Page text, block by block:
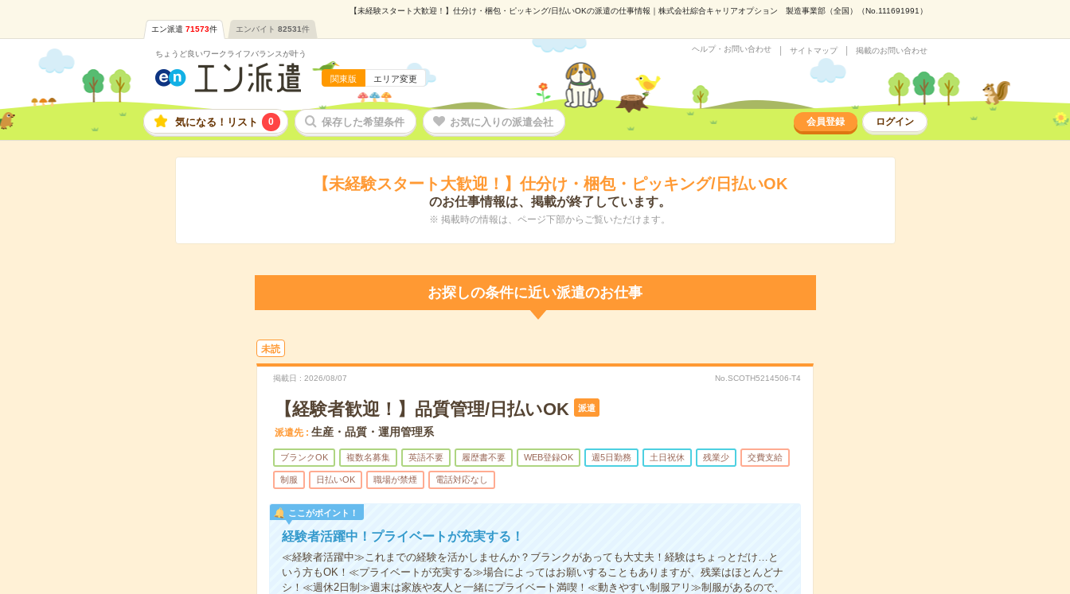
【未経験スタート大歓迎！】仕分け・梱包・ピッキング/日払いOKの派遣の仕事情報｜株式会社綜合キャリアオプション 製造事業部（全国）（No.111691991）
エン派遣 71573件 エンバイト 82531件
ちょうど良いワークライフバランスが叶う
関東版 エリア変更
ヘルプ・お問い合わせ サイトマップ 掲載のお問い合わせ
気になる！リスト 0 保存した希望条件 お気に入りの派遣会社 会員登録 ログイン
【未経験スタート大歓迎！】仕分け・梱包・ピッキング/日払いOK
のお仕事情報は、掲載が終了しています。
※ 掲載時の情報は、ページ下部からご覧いただけます。
お探しの条件に近い派遣のお仕事
未読
掲載日 2026/08/07 No.SCOTH5214506-T4
【経験者歓迎！】品質管理/日払いOK 派遣
派遣先 生産・品質・運用管理系
ブランクOK 複数名募集 英語不要 履歴書不要 WEB登録OK 週5日勤務 土日祝休 残業少 交費支給
制服 日払いOK 職場が禁煙 電話対応なし
ここがポイント！
経験者活躍中！プライベートが充実する！
≪経験者活躍中≫これまでの経験を活かしませんか？ブランクがあっても大丈夫！経験はちょっとだけ…と
いう方もOK！≪プライベートが充実する≫場合によってはお願いすることもありますが、残業はほとんどナ
シ！≪週休2日制≫週末は家族や友人と一緒にプライベート満喫！≪動きやすい制服アリ≫制服があるので、